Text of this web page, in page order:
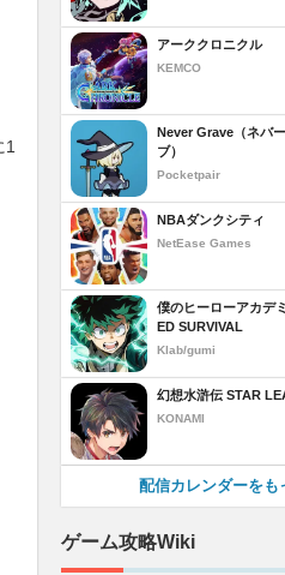
アーククロニクル
KEMCO
Never Grave（ネバ
ブ）
Pocketpair
NBAダンクシティ
NetEase Games
僕のヒーローアカデ
ED SURVIVAL
Klab/gumi
幻想水滸伝 STAR
KONAMI
配信カレンダーをも
ゲーム攻略Wiki